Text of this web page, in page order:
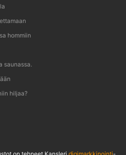
hommiin
saunassa.
hiljaa?